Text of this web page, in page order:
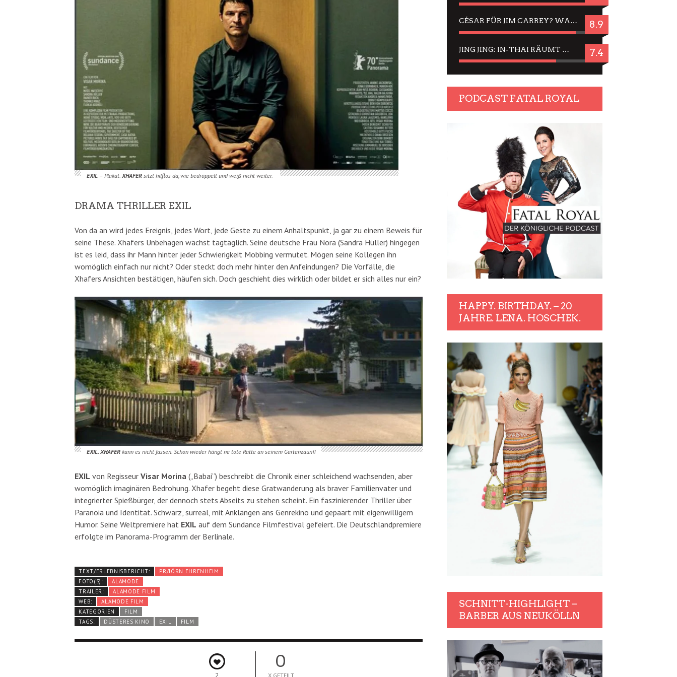
EXIL– Plakat. XHAFERsitzt hilflos da, wie bedröppelt und weiß nicht weiter.
DRAMA THRILLER EXIL
Von da an wird jedes Ereignis, jedes Wort, jede Geste zu einem Anhaltspunkt, ja gar zu einem Beweis für
seine These. Xhafers Unbehagen wächst tagtäglich. Seine deutsche Frau Nora (Sandra Hüller) hingegen
ist es leid, dass ihr Mann hinter jeder Schwierigkeit Mobbing vermutet. Mögen seine Kollegen ihn
womöglich einfach nur nicht? Oder steckt doch mehr hinter den Anfeindungen? Die Vorfälle, die
Xhafers Ansichten bestätigen, häufen sich. Doch geschieht dies wirklich oder bildet er sich alles nur ein?
EXIL. XHAFER kann es nicht fassen. Schon wieder hängt ne tote Ratte an seinem Gartenzaun!!
EXIL von Regisseur Visar Morina („Babai“) beschreibt die Chronik einer schleichend wachsenden, aber
womöglich imaginären Bedrohung. Xhafer begeht diese Gratwanderung als braver Familienvater und
integrierter Spießbürger, der dennoch stets Abseits zu stehen scheint. Ein faszinierender Thriller über
Paranoia und Identität. Schwarz, surreal, mit Anklängen ans Genrekino und gepaart mit eigenwilligem
Humor. Seine Weltpremiere hat EXIL auf dem Sundance Filmfestival gefeiert. Die Deutschlandpremiere
erfolgte im Panorama-Programm der Berlinale.
TEXT/ERLEBNISBERICHT:
PR/JÖRN EHRENHEIM
FOTO(S):
ALAMODE
TRAILER:
ALAMODE FILM
WEB:
ALAMODE FILM
KATEGORIEN
FILM
TAGS:
DÜSTERES KINO EXIL FILM
0
X GETEILT
CÉSAR FÜR JIM CARREY? WARUM DAS EINER DER NERVIGSTEN ACTORS IST UND BLEIBT 8.9
JING JING: IN-THAI RÄUMT WIEDER TITEL AB – EIN ZWEI-STUNDEN-ERLEBNISBERICHT 7.4
PODCAST FATAL ROYAL
HAPPY. BIRTHDAY. – 20
JAHRE. LENA. HOSCHEK.
SCHNITT-HIGHLIGHT –
BARBER AUS NEUKÖLLN